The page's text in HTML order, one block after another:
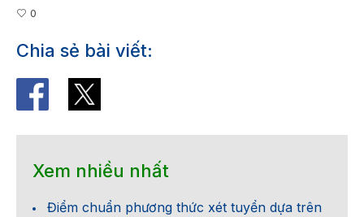
0
Chia sẻ bài viết:
Xem nhiều nhất
Điểm chuẩn phương thức xét tuyển dựa trên